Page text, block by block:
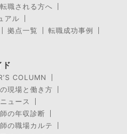
職される方へ
アル
拠点一覧
転職成功事例
ド
COLUMN
現場と働き方
ュース
の年収診断
の職場カルテ